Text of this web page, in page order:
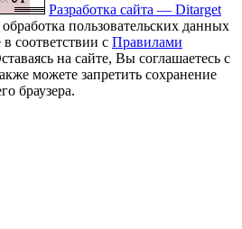
Разработка сайта — Ditarget
пользовательских данных
соответствии с Правилами
на сайте, Вы соглашаетесь с
можете запретить сохранение
браузера.